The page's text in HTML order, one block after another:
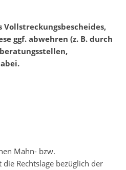
Vollstreckungsbescheides,
ggf. abwehren (z. B. durch
Mahn- bzw.
Rechtslage bezüglich der